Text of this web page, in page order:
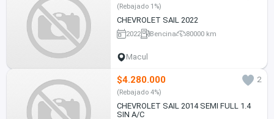
(Rebajado 1%)
CHEVROLET SAIL 2022
2022 Bencina 80000 km
Macul
$4.280.000 2
(Rebajado 4%)
CHEVROLET SAIL 2014 SEMI FULL 1.4
SIN A/C